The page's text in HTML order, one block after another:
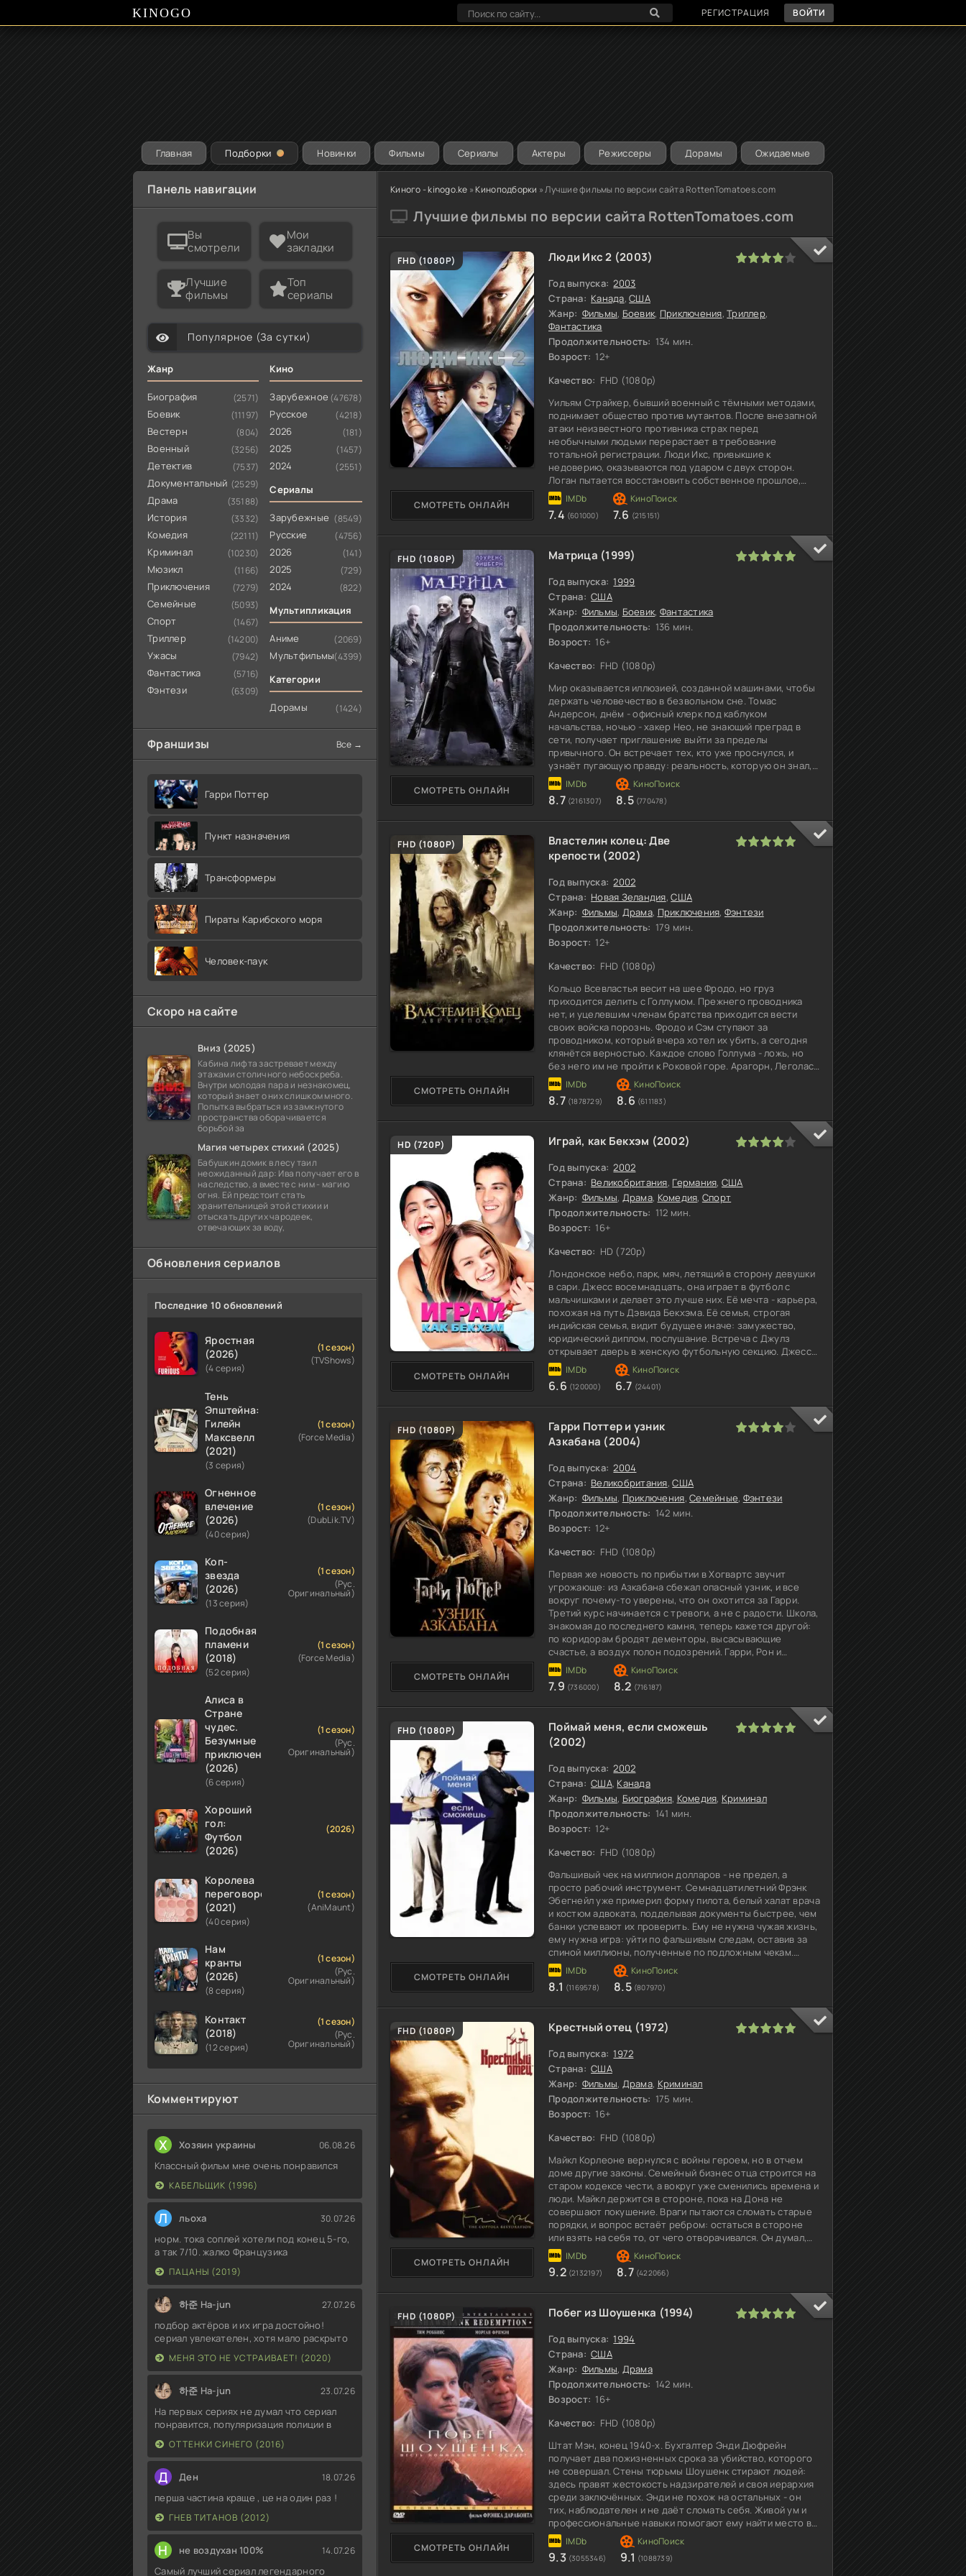
KINOGO РЕГИСТРАЦИЯ ВОЙТИ
Главная Подборки Новинки Фильмы Сериалы Актеры Режиссеры Дорамы Ожидаемые
Киного - kinogo.ke »Киноподборки » Лучшие фильмы по версии сайта RottenTomatoes.com
Лучшие фильмы по версии сайта RottenTomatoes.com
FHD (1080P) Люди Икс 2 (2003)
Год выпуска: 2003
Страна: Канада,США
Жанр: Фильмы, Боевик, Приключения,Триллер,
Фантастика
Продолжительность: 134 мин.
Возрост: 12+
Качество: FHD (1080p)
Уильям Страйкер, бывший военный с тёмными методами,
поднимает общество против мутантов. После внезапной
атаки неизвестного противника страх перед
необычными людьми перерастает в требование
тотальной регистрации. Люди Икс, привыкшие к
недоверию, оказываются под ударом с двух сторон.
Логан пытается восстановить собственное прошлое,
которое Страйкер знает лучше него самого. Штурм дома
профессора
СМОТРЕТЬ ОНЛАЙН
7.4 (601000) 7.6 (215151)
80
FHD (1080P) Матрица (1999)
Год выпуска: 1999
Страна: США
Жанр: Фильмы, Боевик, Фантастика
Продолжительность: 136 мин.
Возрост: 16+
Качество: FHD (1080p)
Мир оказывается иллюзией, созданной машинами, чтобы
держать человечество в безвольном сне. Томас
Андерсон, днём - офисный клерк под каблуком
начальства, ночью - хакер Нео, не знающий преград в
сети, получает приглашение выйти за пределы
привычного. Он встречает тех, кто уже проснулся, и
узнаёт пугающую правду: реальность, которую он знал, -
программа. Герою предстоит понять, готов ли он
принять
СМОТРЕТЬ ОНЛАЙН
8.7 (2161307) 8.5 (770478)
100
FHD (1080P)
Властелин колец: Две
крепости (2002)
Год выпуска: 2002
Страна: Новая Зеландия,США
Жанр: Фильмы, Драма, Приключения, Фэнтези
Продолжительность: 179 мин.
Возрост: 12+
Качество: FHD (1080p)
Кольцо Всевластья весит на шее Фродо, но груз
приходится делить с Голлумом. Прежнего проводника
нет, и уцелевшим членам братства приходится вести
своих войска порознь. Фродо и Сэм ступают за
проводником, который вчера хотел их убить, а сегодня
клянётся верностью. Каждое слово Голлума - ложь, но
без него им не пройти к Роковой горе. Арагорн, Леголас
и Гимли идут по следу орков, утащивших Мерри и
СМОТРЕТЬ ОНЛАЙН
8.7 (1878729) 8.6 (611183)
100 1
HD (720P) Играй, как Бекхэм (2002)
Год выпуска: 2002
Страна: Великобритания, Германия, США
Жанр: Фильмы, Драма, Комедия, Спорт
Продолжительность: 112 мин.
Возрост: 16+
Качество: HD (720p)
Лондонское небо, парк, мяч, летящий в сторону девушки
в сари. Джесс восемнадцать, она играет в футбол с
мальчишками и делает это лучше них. Её мечта - карьера,
похожая на путь Дэвида Бекхэма. Её семья, строгая
индийская семья, видит будущее иначе: замужество,
юридический диплом, послушание. Встреча с Джулз
открывает дверь в женскую футбольную секцию. Джесс
принимают в команду. Тренер Джо
СМОТРЕТЬ ОНЛАЙН
6.6 (120000) 6.7 (24401)
80 1 2 3
FHD (1080P)
Гарри Поттер и узник
Азкабана (2004)
Год выпуска: 2004
Страна: Великобритания,США
Жанр: Фильмы, Приключения,Семейные, Фэнтези
Продолжительность: 142 мин.
Возрост: 12+
Качество: FHD (1080p)
Первая же новость по прибытии в Хогвартс звучит
угрожающе: из Азкабана сбежал опасный узник, и все
вокруг почему-то уверены, что он охотится за Гарри.
Третий курс начинается с тревоги, а не с радости. Школа,
знакомая до последнего камня, теперь кажется другой:
по коридорам бродят дементоры, высасывающие
счастье, а воздух полон подозрений. Гарри, Рон и
Гермиона пытаются разобраться, что на самом
СМОТРЕТЬ ОНЛАЙН
7.9 (736000) 8.2 (716187)
80 1
FHD (1080P)
Поймай меня, если сможешь
(2002)
Год выпуска: 2002
Страна: США, Канада
Жанр: Фильмы, Биография, Комедия, Криминал
Продолжительность: 141 мин.
Возрост: 12+
Качество: FHD (1080p)
Фальшивый чек на миллион долларов - не предел, а
просто рабочий инструмент. Семнадцатилетний Фрэнк
Эбегнейл уже примерил форму пилота, белый халат врача
и костюм адвоката, подделывая документы быстрее, чем
банки успевают их проверить. Ему не нужна чужая жизнь,
ему нужна игра: уйти по фальшивым следам, оставив за
спиной миллионы, полученные по подложным чекам.
Агент ФБР Карл Хэнрэтти срывается за
СМОТРЕТЬ ОНЛАЙН
8.1 (1169578) 8.5 (807970)
100 1 2 3 4
FHD (1080P) Крестный отец (1972)
Год выпуска: 1972
Страна: США
Жанр: Фильмы, Драма, Криминал
Продолжительность: 175 мин.
Возрост: 16+
Качество: FHD (1080p)
Майкл Корлеоне вернулся с войны героем, но в отчем
доме другие законы. Семейный бизнес отца строится на
старом кодексе чести, а вокруг уже сменились времена и
люди. Майкл держится в стороне, пока на Дона не
совершают покушение. Враги пытаются сломать старые
порядки, и вопрос встаёт ребром: остаться в стороне
или взять на себя то, от чего отворачивался. Он думал,
что сможет выбирать, но семья не
СМОТРЕТЬ ОНЛАЙН
9.2 (2132197) 8.7 (422066)
100 1
FHD (1080P) Побег из Шоушенка (1994)
Год выпуска: 1994
Страна: США
Жанр: Фильмы, Драма
Продолжительность: 142 мин.
Возрост: 16+
Качество: FHD (1080p)
Штат Мэн, конец 1940-х. Бухгалтер Энди Дюфрейн
получает два пожизненных срока за убийство, которого
не совершал. Стены тюрьмы Шоушенк стирают людей:
здесь правят жестокость надзирателей и своя иерархия
среди заключённых. Энди не похож на остальных - он
тих, наблюдателен и не даёт сломать себя. Живой ум и
профессиональные навыки помогают ему найти место в
тюремной системе. Он заслуживает доверие
СМОТРЕТЬ ОНЛАЙН
9.3 (3055346) 9.1 (1088739)
100 1 2 3
Панель навигации
Вы
смотрели
Мои
закладки
Лучшие
фильмы
Топ
сериалы
Популярное (За сутки)
Жанр
Биография (2571)
Боевик (11197)
Вестерн (804)
Военный (3256)
Детектив (7537)
Документальный (2529)
Драма (35188)
История (3332)
Комедия (22111)
Криминал (10230)
Мюзикл (1166)
Приключения (7279)
Семейные (5093)
Спорт (1467)
Триллер (14200)
Ужасы (7942)
Фантастика (5716)
Фэнтези (6309)
Кино
Зарубежное (47678)
Русское (4218)
2026 (181)
2025 (1457)
2024 (2551)
Сериалы
Зарубежные (8549)
Русские (4756)
2026 (141)
2025 (729)
2024 (822)
Мультипликация
Аниме (2069)
Мультфильмы(4399)
Категории
Дорамы (1424)
Франшизы Все →
Гарри Поттер
Пункт назначения
Трансформеры
Пираты Карибского моря
Человек-паук
Скоро на сайте
Вниз (2025)
Кабина лифта застревает между
этажами столичного небоскреба.
Внутри молодая пара и незнакомец,
который знает о них слишком много.
Попытка выбраться из замкнутого
пространства оборачивается
борьбой за
Магия четырех стихий (2025)
Бабушкин домик в лесу таил
неожиданный дар: Ива получает его в
наследство, а вместе с ним - магию
огня. Ей предстоит стать
хранительницей этой стихии и
отыскать других чародеек,
отвечающих за воду,
Обновления сериалов
Последние 10 обновлений
Яростная
(2026)
(4 серия)
(1 сезон)
(TVShows)
Тень
Эпштейна:
Гилейн
Максвелл
(2021)
(3 серия)
(1 сезон)
(Force Media)
Огненное
влечение
(2026)
(40 серия)
(1 сезон)
(DubLik.TV)
Коп-
звезда
(2026)
(13 серия)
(1 сезон)
(Рус.
Оригинальный)
Подобная
пламени
(2018)
(52 серия)
(1 сезон)
(Force Media)
Алиса в
Стране
чудес.
Безумные
приключения
(2026)
(6 серия)
(1 сезон)
(Рус.
Оригинальный)
Хороший
гол:
Футбол
(2026)
(2026)
Королева
переговоров
(2021)
(40 серия)
(1 сезон)
(AniMaunt)
Нам
кранты
(2026)
(8 серия)
(1 сезон)
(Рус.
Оригинальный)
Контакт
(2018)
(12 серия)
(1 сезон)
(Рус.
Оригинальный)
Комментируют
Х Хозяин украины 06.08.26
Классный фильм мне очень понравился
КАБЕЛЬЩИК (1996)
Л льоха 30.07.26
норм. тока соплей хотели под конец 5-го,
а так 7/10. жалко Французика
ПАЦАНЫ (2019)
하준 Ha-jun 27.07.26
подбор актёров и их игра достойно!
сериал увлекателен, хотя мало раскрыто
МЕНЯ ЭТО НЕ УСТРАИВАЕТ! (2020)
하준 Ha-jun 23.07.26
На первых сериях не думал что сериал
понравится, популяризация полиции в
ОТТЕНКИ СИНЕГО (2016)
Д Ден 18.07.26
перша частина краще , це на один раз !
ГНЕВ ТИТАНОВ (2012)
Н не воздухан 100% 14.07.26
Самый лучший сериал легендарного